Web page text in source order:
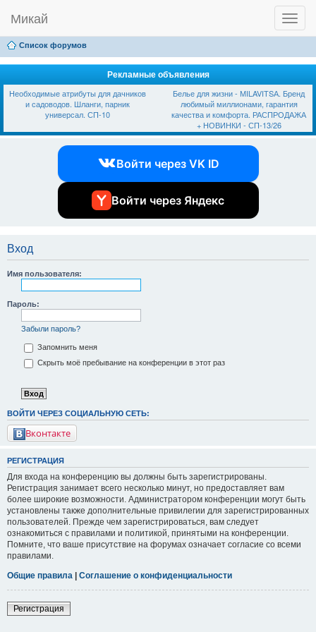
T
o
g
l
n
a
v
i
g
Микай
Ссылки Вход
Список форумов
Рекламные объявления
Необходимые атрибуты для дачников
и садоводов. Шланги, парник
универсал. СП-10
Белье для жизни - МILAVIТSА. Бренд
любимый миллионами, гарантия
качества и комфорта. РАСПРОДАЖА
+ НОВИНКИ - СП-13/26
Войти через VK ID
Войти через Яндекс
Вход
Имя пользователя:
Пароль:
Забыли пароль?
Запомнить меня
Скрыть моё пребывание на конференции в этот раз
ВОЙТИ ЧЕРЕЗ СОЦИАЛЬНУЮ СЕТЬ:
Вконтакте
РЕГИСТРАЦИЯ
Для входа на конференцию вы должны быть зарегистрированы.
Регистрация занимает всего несколько минут, но предоставляет вам
более широкие возможности. Администратором конференции могут быть
установлены также дополнительные привилегии для зарегистрированных
пользователей. Прежде чем зарегистрироваться, вам следует
ознакомиться с правилами и политикой, принятыми на конференции.
Помните, что ваше присутствие на форумах означает согласие со всеми
правилами.
Общие правила
Соглашение о конфиденциальности
Регистрация